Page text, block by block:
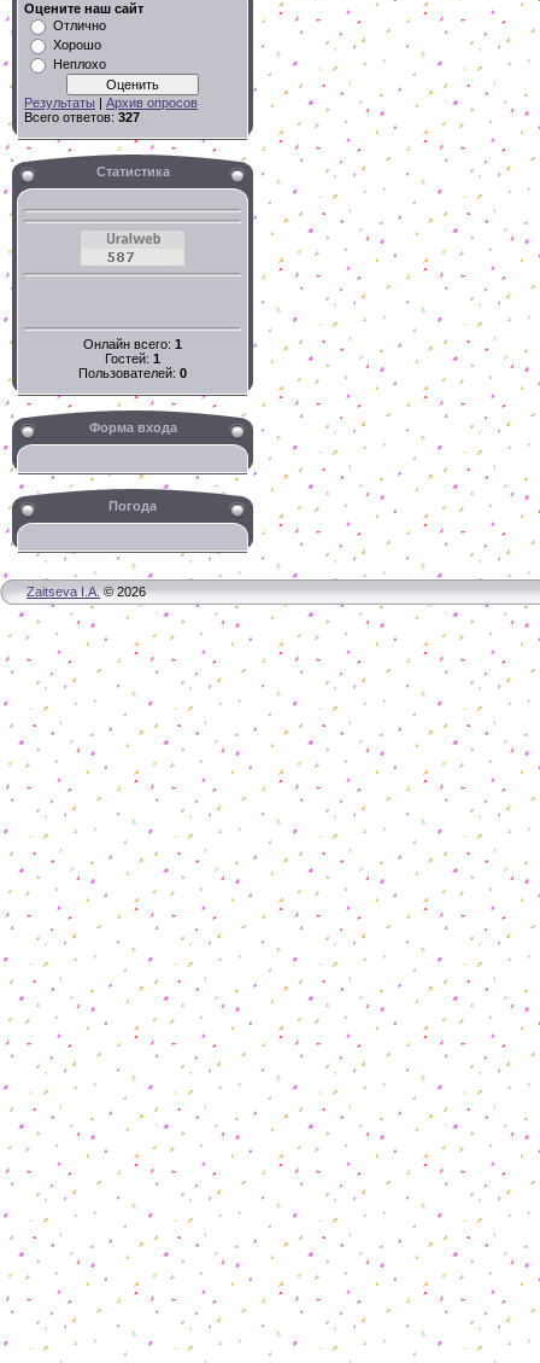
Оцените наш сайт
Отлично
Хорошо
Неплохо
Результаты | Архив опросов
Всего ответов: 327
Статистика
Онлайн всего: 1
Гостей: 1
Пользователей: 0
Форма входа
Погода
Zaitseva I.A.© 2026